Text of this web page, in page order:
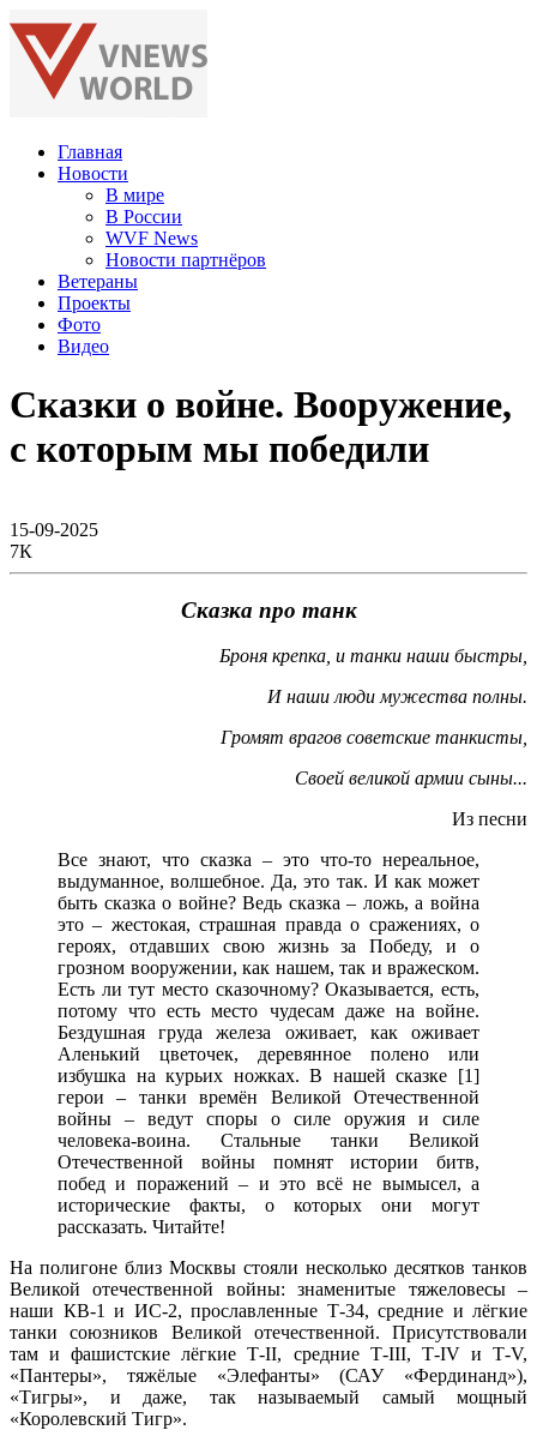
Главная
Новости
В мире
В России
WVF News
Новости партнёров
Ветераны
Проекты
Фото
Видео
Сказки о войне. Вооружение,
с которым мы победили
15-09-2025
7К
Сказка про танк
Броня крепка, и танки наши быстры,
И наши люди мужества полны.
Громят врагов советские танкисты,
Своей великой армии сыны...
Из песни
Все знают, что сказка – это что-то нереальное,
выдуманное, волшебное. Да, это так. И как может
быть сказка о войне? Ведь сказка – ложь, а война
это – жестокая, страшная правда о сражениях, о
героях, отдавших свою жизнь за Победу, и о
грозном вооружении, как нашем, так и вражеском.
Есть ли тут место сказочному? Оказывается, есть,
потому что есть место чудесам даже на войне.
Бездушная груда железа оживает, как оживает
Аленький цветочек, деревянное полено или
избушка на курьих ножках. В нашей сказке [1]
герои – танки времён Великой Отечественной
войны – ведут споры о силе оружия и силе
человека-воина. Стальные танки Великой
Отечественной войны помнят истории битв,
побед и поражений – и это всё не вымысел, а
исторические факты, о которых они могут
рассказать. Читайте!
На полигоне близ Москвы стояли несколько десятков танков
Великой отечественной войны: знаменитые тяжеловесы –
наши КВ-1 и ИС-2, прославленные Т-34, средние и лёгкие
танки союзников Великой отечественной. Присутствовали
там и фашистские лёгкие Т-II, средние Т-III, Т-IV и Т-V,
«Пантеры», тяжёлые «Элефанты» (САУ «Фердинанд»),
«Тигры», и даже, так называемый самый мощный
«Королевский Тигр».